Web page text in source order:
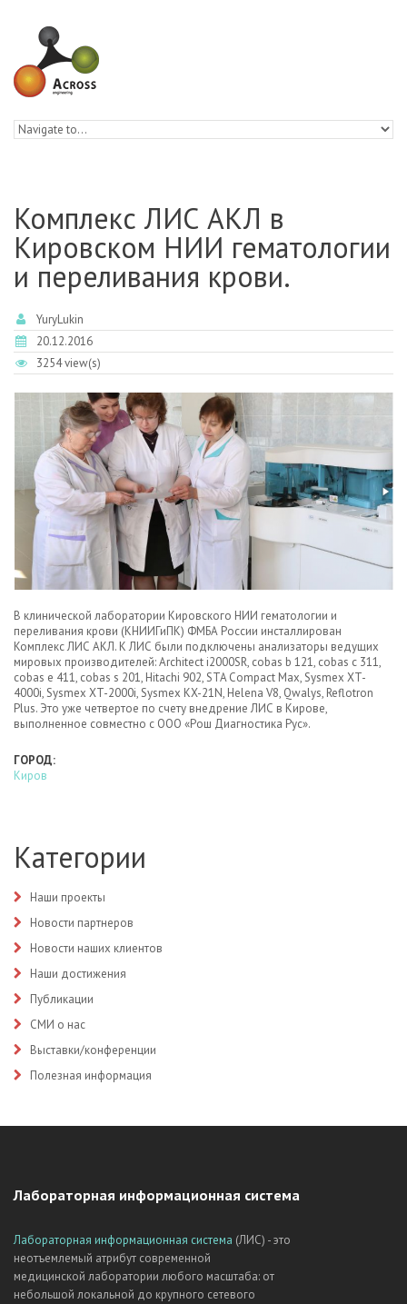
Комплекс ЛИС АКЛ в
Кировском НИИ гематологии
и переливания крови.
YuryLukin
20.12.2016
3254 view(s)
В клинической лаборатории Кировского НИИ гематологии и
переливания крови (КНИИГиПК) ФМБА России инсталлирован
Комплекс ЛИС АКЛ. К ЛИС были подключены анализаторы ведущих
мировых производителей: Architect i2000SR, cobas b 121, cobas c 311,
cobas e 411, cobas s 201, Hitachi 902, STA Compact Max, Sysmex XT-
4000i, Sysmex XT-2000i, Sysmex KX-21N, Helena V8, Qwalys, Reflotron
Plus. Это уже четвертое по счету внедрение ЛИС в Кирове,
выполненное совместно с ООО «Рош Диагностика Рус».
ГОРОД:
Киров
Категории
Наши проекты
Новости партнеров
Новости наших клиентов
Наши достижения
Публикации
СМИ о нас
Выставки/конференции
Полезная информация
Лабораторная информационная система
Лабораторная информационная система (ЛИС) - это
неотъемлемый атрибут современной
медицинской лаборатории любого масштаба: от
небольшой локальной до крупного сетевого